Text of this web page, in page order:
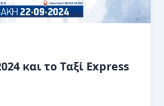
και το Ταξί Express